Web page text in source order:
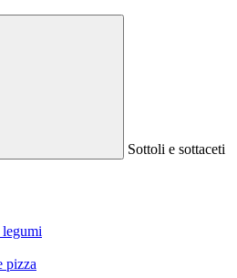
Sottoli e sottaceti
pizza